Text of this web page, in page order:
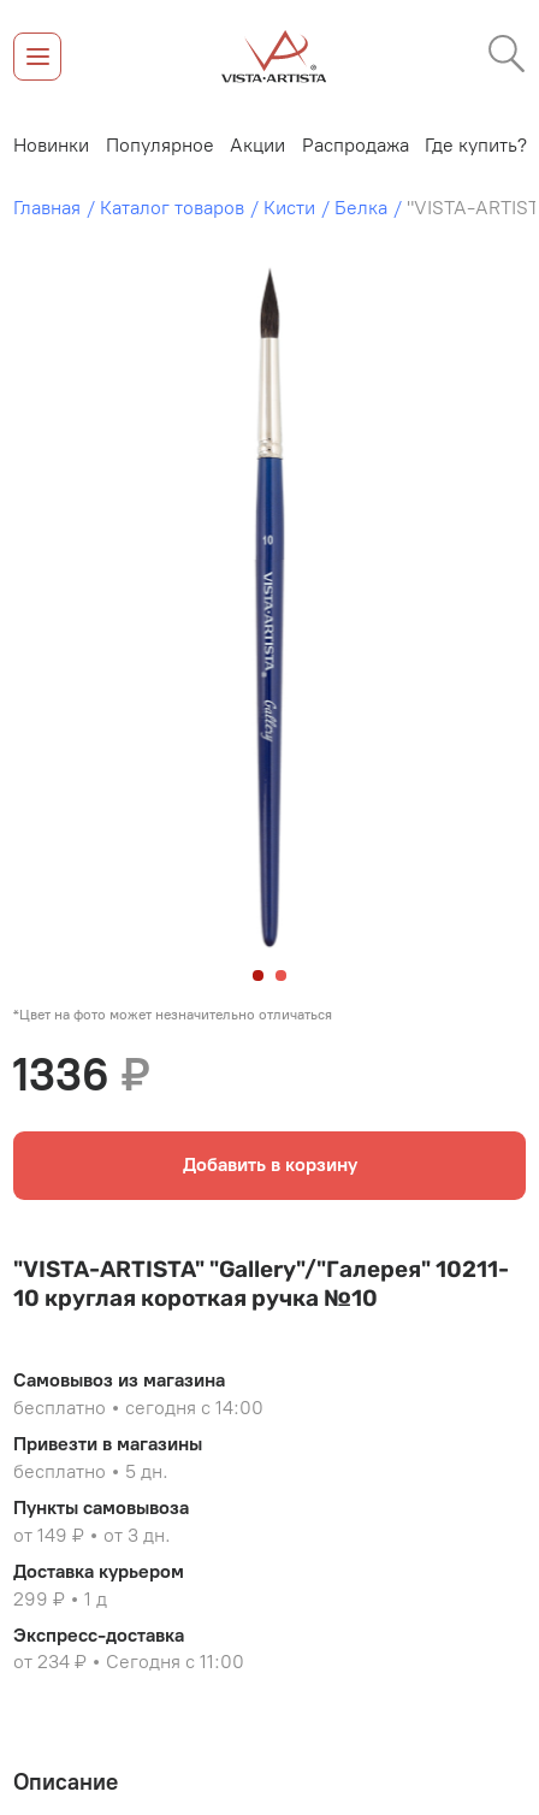
Новинки Популярное Акции Распродажа Где купить?
Главная Каталог товаров Кисти Белка "VISTA-
*Цвет на фото может незначительно отличаться
1336₽
Добавить в корзину
"VISTA-ARTISTA" "Gallery"/"Галерея" 10211-
10 круглая короткая ручка №10
Самовывоз из магазина
бесплатно
сегодня с 14:00
Привезти в магазины
бесплатно
5 дн.
Пункты самовывоза
от 149 ₽
от 3 дн.
Доставка курьером
299 ₽
1 д
Экспресс-доставка
от 234 ₽
Сегодня с 11:00
Описание